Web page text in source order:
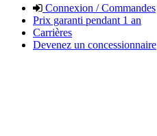
Connexion / Commandes
Prix garanti pendant 1 an
Carrières
Devenez un concessionnaire